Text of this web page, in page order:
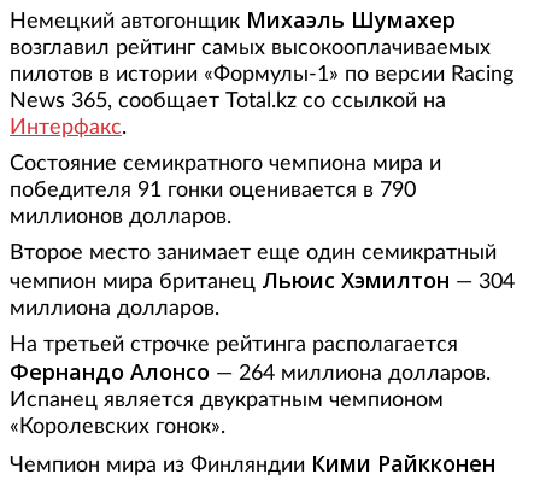
Немецкий автогонщик Михаэль Шумахер
возглавил рейтинг самых высокооплачиваемых
пилотов в истории «Формулы-1» по версии Racing
News 365, сообщает Total.kz со ссылкой на
Интерфакс.
Состояние семикратного чемпиона мира и
победителя 91 гонки оценивается в 790
миллионов долларов.
Второе место занимает еще один семикратный
чемпион мира британец Льюис Хэмилтон — 304
миллиона долларов.
На третьей строчке рейтинга располагается
Фернандо Алонсо — 264 миллиона долларов.
Испанец является двукратным чемпионом
«Королевских гонок».
Чемпион мира из Финляндии Кими Райкконен